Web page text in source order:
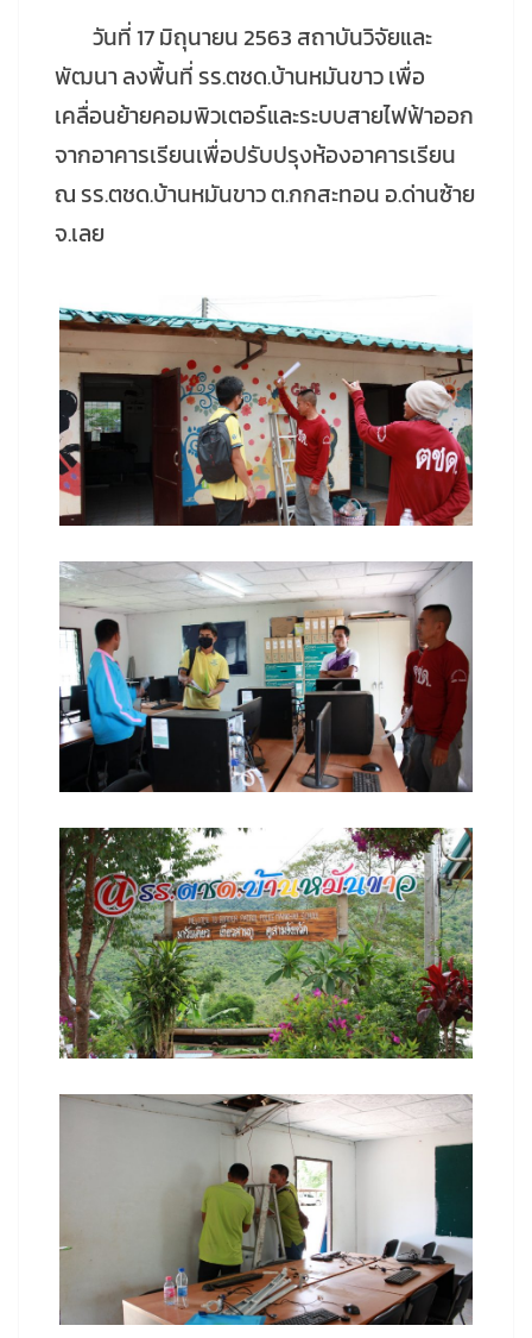
วันที่ 17 มิถุนายน 2563 สถาบันวิจัยและ
พัฒนา ลงพื้นที่ รร.ตชด.บ้านหมันขาว เพื่อ
เคลื่อนย้ายคอมพิวเตอร์และระบบสายไฟฟ้าออก
จากอาคารเรียนเพื่อปรับปรุงห้องอาคารเรียน
ณ รร.ตชด.บ้านหมันขาว ต.กกสะทอน อ.ด่านซ้าย
จ.เลย